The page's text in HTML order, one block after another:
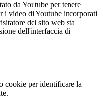
da Youtube per tenere
i video di Youtube incorporati
del sito web sta
dell'interfaccia di
cookie per identificare la